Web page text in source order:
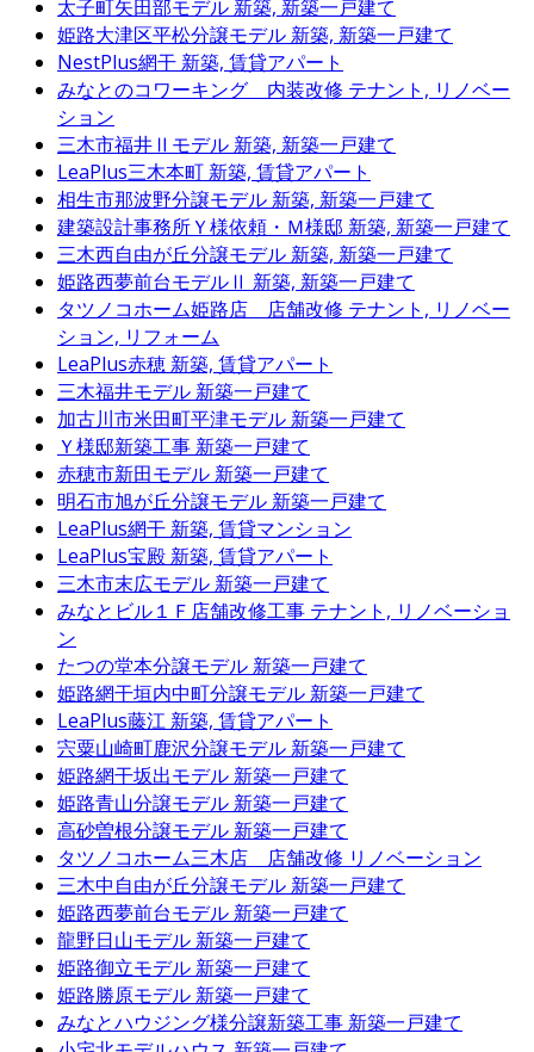
太子町矢田部モデル 新築, 新築一戸建て
姫路大津区平松分譲モデル 新築, 新築一戸建て
NestPlus網干 新築, 賃貸アパート
みなとのコワーキング 内装改修 テナント, リノベー
ション
三木市福井Ⅱモデル 新築, 新築一戸建て
LeaPlus三木本町 新築, 賃貸アパート
相生市那波野分譲モデル 新築, 新築一戸建て
建築設計事務所Ｙ様依頼・Ｍ様邸 新築, 新築一戸建て
三木西自由が丘分譲モデル 新築, 新築一戸建て
姫路西夢前台モデルⅡ 新築, 新築一戸建て
タツノコホーム姫路店 店舗改修 テナント, リノベー
ション, リフォーム
LeaPlus赤穂 新築, 賃貸アパート
三木福井モデル 新築一戸建て
加古川市米田町平津モデル 新築一戸建て
Ｙ様邸新築工事 新築一戸建て
赤穂市新田モデル 新築一戸建て
明石市旭が丘分譲モデル 新築一戸建て
LeaPlus網干 新築, 賃貸マンション
LeaPlus宝殿 新築, 賃貸アパート
三木市末広モデル 新築一戸建て
みなとビル１Ｆ店舗改修工事 テナント, リノベーショ
ン
たつの堂本分譲モデル 新築一戸建て
姫路網干垣内中町分譲モデル 新築一戸建て
LeaPlus藤江 新築, 賃貸アパート
宍粟山崎町鹿沢分譲モデル 新築一戸建て
姫路網干坂出モデル 新築一戸建て
姫路青山分譲モデル 新築一戸建て
高砂曽根分譲モデル 新築一戸建て
タツノコホーム三木店 店舗改修 リノベーション
三木中自由が丘分譲モデル 新築一戸建て
姫路西夢前台モデル 新築一戸建て
龍野日山モデル 新築一戸建て
姫路御立モデル 新築一戸建て
姫路勝原モデル 新築一戸建て
みなとハウジング様分譲新築工事 新築一戸建て